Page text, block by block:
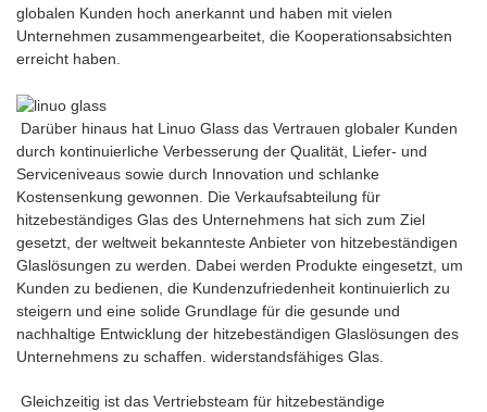
globalen Kunden hoch anerkannt und haben mit vielen
Unternehmen zusammengearbeitet, die Kooperationsabsichten
erreicht haben.
Darüber hinaus hat Linuo Glass das Vertrauen globaler Kunden
durch kontinuierliche Verbesserung der Qualität, Liefer- und
Serviceniveaus sowie durch Innovation und schlanke
Kostensenkung gewonnen. Die Verkaufsabteilung für
hitzebeständiges Glas des Unternehmens hat sich zum Ziel
gesetzt, der weltweit bekannteste Anbieter von hitzebeständigen
Glaslösungen zu werden. Dabei werden Produkte eingesetzt, um
Kunden zu bedienen, die Kundenzufriedenheit kontinuierlich zu
steigern und eine solide Grundlage für die gesunde und
nachhaltige Entwicklung der hitzebeständigen Glaslösungen des
Unternehmens zu schaffen. widerstandsfähiges Glas.
Gleichzeitig ist das Vertriebsteam für hitzebeständige